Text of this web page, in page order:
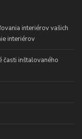
interiérov vašich
interiérov
časti inštalovaného